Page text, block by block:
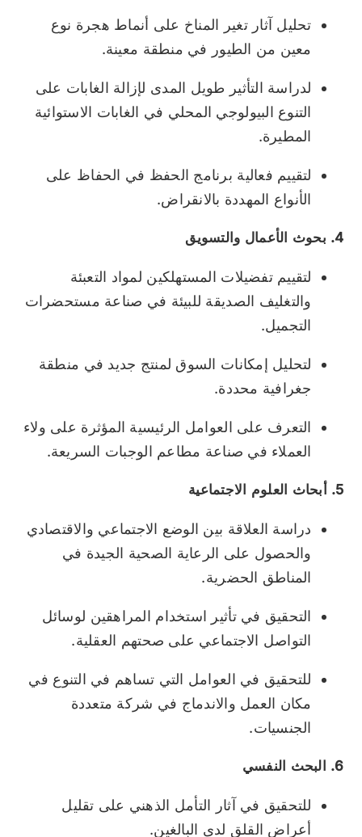
تحليل آثار تغير المناخ على أنماط هجرة نوع
معين من الطيور في منطقة معينة.
لدراسة التأثير طويل المدى لإزالة الغابات على
التنوع البيولوجي المحلي في الغابات الاستوائية
المطيرة.
لتقييم فعالية برنامج الحفظ في الحفاظ على
الأنواع المهددة بالانقراض.
4. بحوث الأعمال والتسويق
لتقييم تفضيلات المستهلكين لمواد التعبئة
والتغليف الصديقة للبيئة في صناعة مستحضرات
التجميل.
لتحليل إمكانات السوق لمنتج جديد في منطقة
جغرافية محددة.
التعرف على العوامل الرئيسية المؤثرة على ولاء
العملاء في صناعة مطاعم الوجبات السريعة.
5. أبحاث العلوم الاجتماعية
دراسة العلاقة بين الوضع الاجتماعي والاقتصادي
والحصول على الرعاية الصحية الجيدة في
المناطق الحضرية.
التحقيق في تأثير استخدام المراهقين لوسائل
التواصل الاجتماعي على صحتهم العقلية.
للتحقيق في العوامل التي تساهم في التنوع في
مكان العمل والاندماج في شركة متعددة
الجنسيات.
6. البحث النفسي
للتحقيق في آثار التأمل الذهني على تقليل
أعراض القلق لدى البالغين.